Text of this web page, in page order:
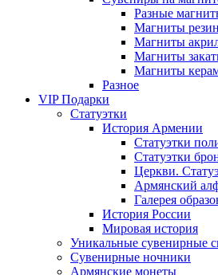
Разные
Магниты
Магниты
Магниты
Магниты
Разное
VIP Подарки
Статуэтки
История Армении
Статуэтки
Статуэтки
Церкви.
Армянский
Галерея
История России
Мировая история
Уникальные сувенирные
Сувенирные ночники
Армянские монеты